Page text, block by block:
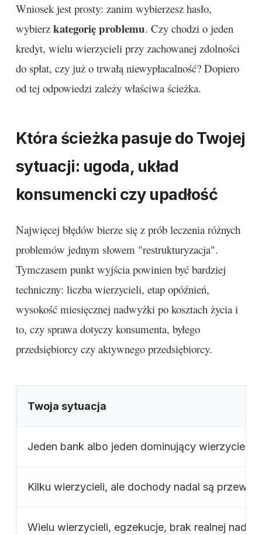
Wniosek jest prosty: zanim wybierzesz hasło,
wybierz kategorię problemu. Czy chodzi o jeden
kredyt, wielu wierzycieli przy zachowanej zdolności
do spłat, czy już o trwałą niewypłacalność? Dopiero
od tej odpowiedzi zależy właściwa ścieżka.
Która ścieżka pasuje do Twojej
sytuacji: ugoda, układ
konsumencki czy upadłość
Najwięcej błędów bierze się z prób leczenia różnych
problemów jednym słowem "restrukturyzacja".
Tymczasem punkt wyjścia powinien być bardziej
techniczny: liczba wierzycieli, etap opóźnień,
wysokość miesięcznej nadwyżki po kosztach życia i
to, czy sprawa dotyczy konsumenta, byłego
przedsiębiorcy czy aktywnego przedsiębiorcy.
Twoja sytuacja
Jeden bank albo jeden dominujący wierzyciel
Kilku wierzycieli, ale dochody nadal są
Wielu wierzycieli, egzekucje, brak realnej